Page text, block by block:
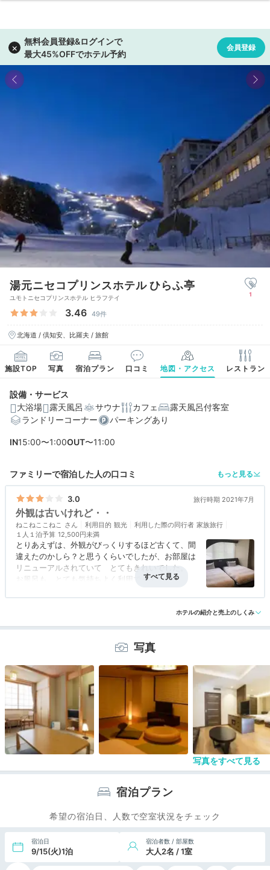
湯元ニセコプリンスホテル ひらふ亭
ユモトニセコプリンスホテル ヒラフテイ
3.46 49件
北海道 / 倶知安、比羅夫 / 旅館
1
施設TOP 写真 宿泊プラン 口コミ 地図・アクセス レストラン
設備・サービス
大浴場
露天風呂 サウナ カフェ
露天風呂付客室
ランドリーコーナー
パーキングあり
IN15:00〜1:00OUT〜11:00
ファミリーで宿泊した人の口コミ もっと見る
3.0 旅行時期 2021年7月
外観は古いけれど・・
ねこねここねこ 利用目的 観光 利用した際の同行者 家族旅行
１人１泊予算 12,500円未満
とりあえずは、外観がびっくりするほど古くて、間
違えたのかしら？と思うくらいでしたが、お部屋は
リニューアルされていて とてもきれいでした。
お風呂も とても気持ちよく利用できました。
高騰。今時 コンビニもあちこちにあるのに 180
円でジュースが売られていました。。
食事は ちょっと種類が少なめかなぁ？
きました。
アクセス 3.0 コスパ 3.0 客室 4.0 接客対応 4.0 風呂 3.0
ホテルの紹介と売上のしくみ
写真
写真をすべて見る
宿泊プラン
希望の宿泊日、人数で空室状況をチェック
宿泊日
9/15(火)1泊
宿泊者数 / 部屋数
大人2名 / 1室